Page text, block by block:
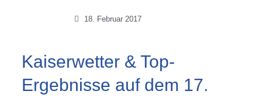
18. Februar 2017
Kaiserwetter & Top-
Ergebnisse auf dem 17.